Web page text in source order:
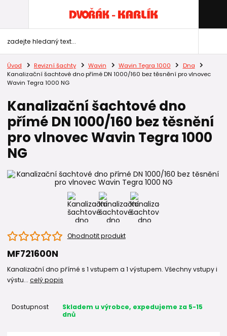
Úvod Revizní šachty Wavin Wavin Tegra 1000
Dna
Kanalizační šachtové dno přímé DN 1000/160 bez těsnění pro vlnovec
Wavin Tegra 1000 NG
Kanalizační šachtové dno
přímé DN 1000/160 bez těsnění
pro vlnovec Wavin Tegra 1000
NG
Ohodnotit produkt
MF721600N
Kanalizační dno přímé s 1 vstupem a 1 výstupem. Všechny vstupy i
výstu... celý popis
Dostupnost
Skladem u výrobce, expedujeme za 5-15
dnů